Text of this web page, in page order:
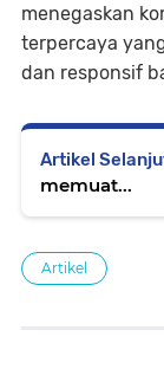
menegaskan
terpercaya
dan responsif
Artikel
memuat...
Artikel